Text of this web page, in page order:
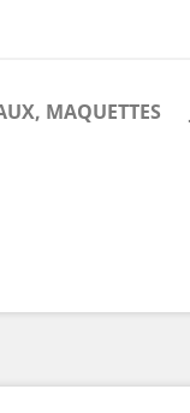
MAQUETTES